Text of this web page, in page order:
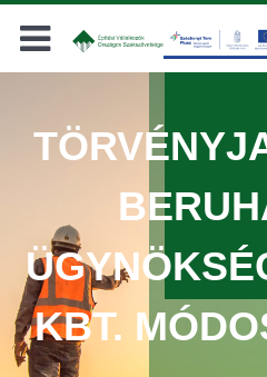
Keresés
KBT.